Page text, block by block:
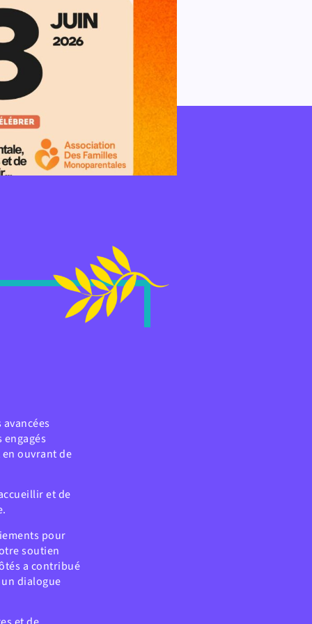
ouvrant de
et de
pour
soutien
a contribué
dialogue